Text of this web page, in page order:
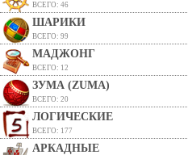
ВСЕГО: 46
ШАРИКИ
ВСЕГО: 99
МАДЖОНГ
ВСЕГО: 12
ЗУМА (ZUMA)
ВСЕГО: 20
ЛОГИЧЕСКИЕ
ВСЕГО: 177
АРКАДНЫЕ